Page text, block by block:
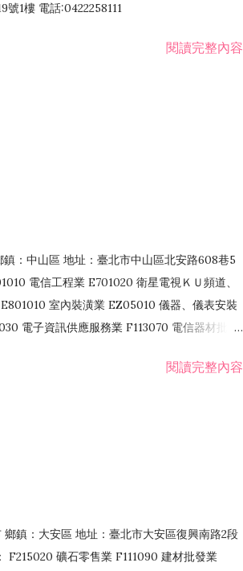
1樓 電話:0422258111
閱讀完整內容
：中山區 地址：臺北市中山區北安路608巷5
電信工程業 E701020 衛星電視ＫＵ頻道、
室內裝潢業 EZ05010 儀器、儀表安裝
電子資訊供應服務業 F113070 電信器材批發
入業
閱讀完整內容
鎮：大安區 地址：臺北市大安區復興南路2段
F215020 礦石零售業 F111090 建材批發業